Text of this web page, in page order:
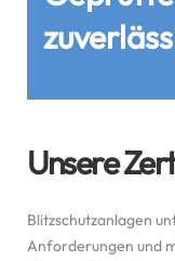
Unsere
Blitzschutzanlagen
Anforderungen und